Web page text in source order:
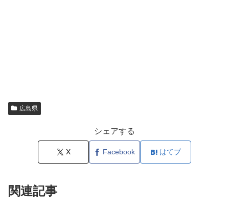
広島県
シェアする
X Facebook はてブ
関連記事